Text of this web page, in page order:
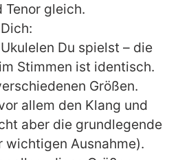
Tenor gleich.
Du spielst – die
Stimmen ist identisch.
Größen.
allem den Klang und
aber die grundlegende
wichtigen Ausnahme).